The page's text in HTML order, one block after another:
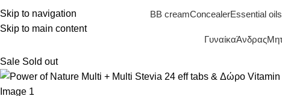
Skip to navigation
Skip to main content
BB creamConcealerEssential oils
ΓυναίκαΆνδρας
Sale Sold out